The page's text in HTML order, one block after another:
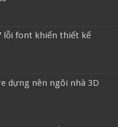
lỗi font khiến thiết kế
dựng nên ngôi nhà 3D